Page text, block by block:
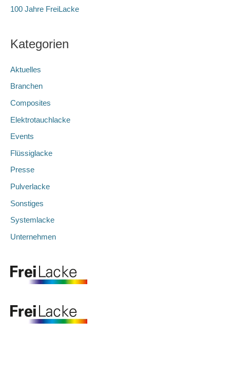
100 Jahre FreiLacke
Kategorien
Aktuelles
Branchen
Composites
Elektrotauchlacke
Events
Flüssiglacke
Presse
Pulverlacke
Sonstiges
Systemlacke
Unternehmen